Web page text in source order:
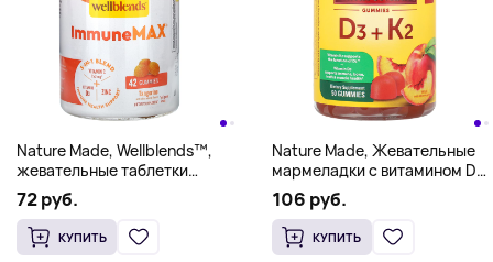
Nature Made, Wellblends™,
жевательные таблетки
ImmuneMax®, со вкусом
мандарина, 42 жевательные
таблетки
72 руб.
КУПИТЬ
Nature Made, Жевательные
мармеладки с витамином D3
и K2, персик, 50
жевательных таблеток
106 руб.
КУПИТЬ